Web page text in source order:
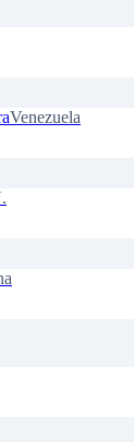
Venezuela